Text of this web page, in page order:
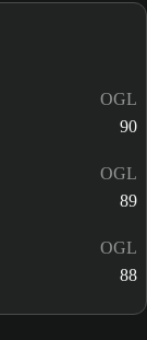
OGL
90
OGL
89
OGL
88